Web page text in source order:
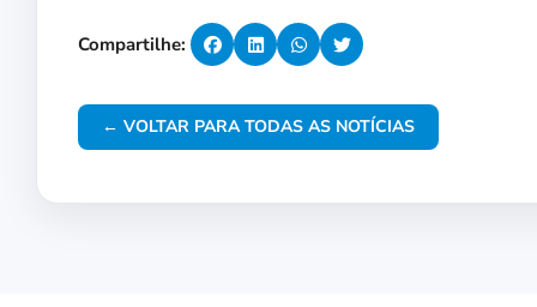
Compartilhe:
← VOLTAR PARA TODAS AS NOTÍCIAS